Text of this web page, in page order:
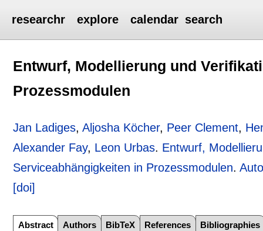
researchr explore calendar search
Entwurf, Modellierung und
Prozessmodulen
Jan Ladiges,Aljosha Köcher, Peer Clement,
Alexander Fay, Leon Urbas. Entwurf,
Serviceabhängigkeiten in Prozessmodulen.
[doi]
Abstract Authors BibTeX References Bibliographies